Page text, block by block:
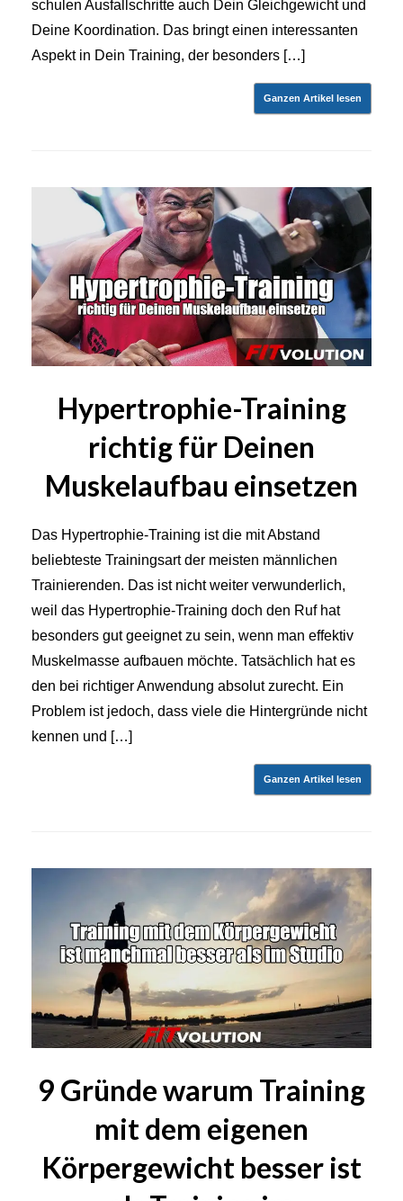
schulen Ausfallschritte auch Dein Gleichgewicht und
Deine Koordination. Das bringt einen interessanten
Aspekt in Dein Training, der besonders […]
Ganzen Artikel lesen
Hypertrophie-Training
richtig für Deinen
Muskelaufbau einsetzen
Das Hypertrophie-Training ist die mit Abstand
beliebteste Trainingsart der meisten männlichen
Trainierenden. Das ist nicht weiter verwunderlich,
weil das Hypertrophie-Training doch den Ruf hat
besonders gut geeignet zu sein, wenn man effektiv
Muskelmasse aufbauen möchte. Tatsächlich hat es
den bei richtiger Anwendung absolut zurecht. Ein
Problem ist jedoch, dass viele die Hintergründe nicht
kennen und […]
Ganzen Artikel lesen
9 Gründe warum Training
mit dem eigenen
Körpergewicht besser ist